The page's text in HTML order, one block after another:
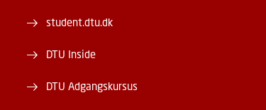
student.dtu.dk
DTU Inside
DTU Adgangskursus